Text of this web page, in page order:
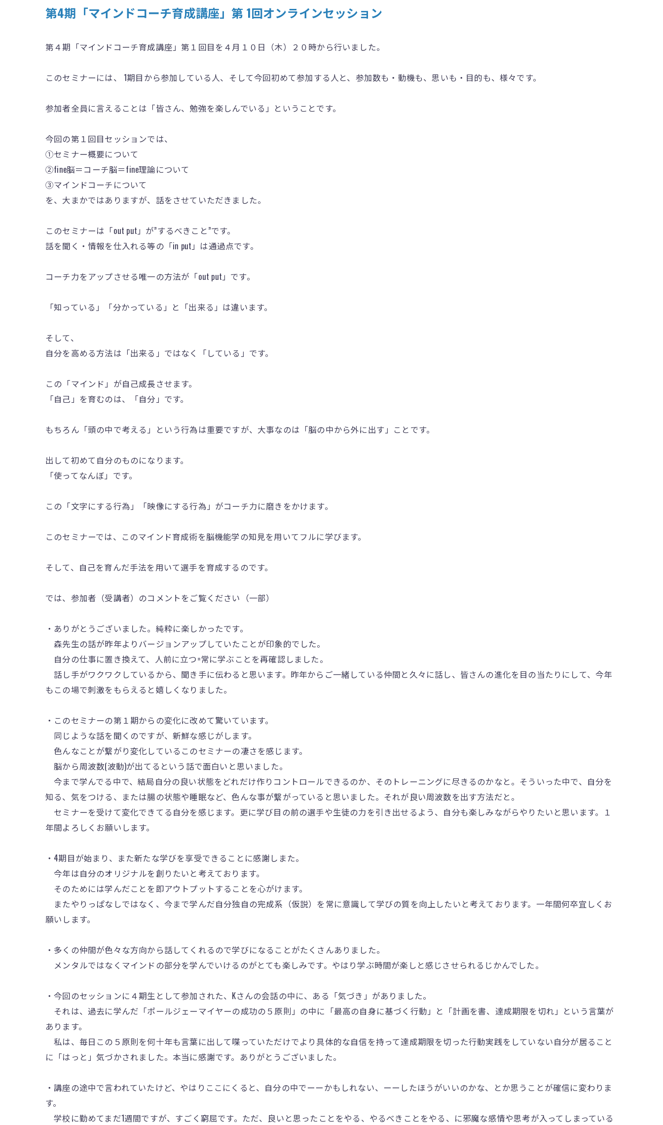
第4期「マインドコーチ育成講座」第 1回オンラインセッション
第４期「マインドコーチ育成講座」第１回目を４月１０日（木）２０時から行いました。
このセミナーには、 1期目から参加している人、そして今回初めて参加する人と、参加数も・動機も、思いも・目的も、様々です。
参加者全員に言えることは「皆さん、勉強を楽しんでいる」ということです。
今回の第１回目セッションでは、
①セミナー概要について
②fine脳＝コーチ脳＝fine理論について
③マインドコーチについて
を、大まかではありますが、話をさせていただきました。
このセミナーは「out put」が”するべきこと”です。
話を聞く・情報を仕入れる等の「in put」は通過点です。
コーチ力をアップさせる唯一の方法が「out put」です。
「知っている」「分かっている」と「出来る」は違います。
そして、
自分を高める方法は「出来る」ではなく「している」です。
この「マインド」が自己成長させます。
「自己」を育むのは、「自分」です。
もちろん「頭の中で考える」という行為は重要ですが、大事なのは「脳の中から外に出す」ことです。
出して初めて自分のものになります。
「使ってなんぼ」です。
この「文字にする行為」「映像にする行為」がコーチ力に磨きをかけます。
このセミナーでは、このマインド育成術を脳機能学の知見を用いてフルに学びます。
そして、自己を育んだ手法を用いて選手を育成するのです。
では、参加者（受講者）のコメントをご覧ください（一部）
・ありがとうございました。純粋に楽しかったです。
森先生の話が昨年よりバージョンアップしていたことが印象的でした。
自分の仕事に置き換えて、人前に立つ=常に学ぶことを再確認しました。
話し手がワクワクしているから、聞き手に伝わると思います。昨年からご一緒している仲間と久々に話し、皆さんの進化を目の当たりにして、今年
もこの場で刺激をもらえると嬉しくなりました。
・このセミナーの第１期からの変化に改めて驚いています。
同じような話を聞くのですが、新鮮な感じがします。
色んなことが繋がり変化しているこのセミナーの凄さを感じます。
脳から周波数(波動)が出てるという話で面白いと思いました。
今まで学んでる中で、結局自分の良い状態をどれだけ作りコントロールできるのか、そのトレーニングに尽きるのかなと。そういった中で、自分を
知る、気をつける、または腸の状態や睡眠など、色んな事が繋がっていると思いました。それが良い周波数を出す方法だと。
セミナーを受けて変化できてる自分を感じます。更に学び目の前の選手や生徒の力を引き出せるよう、自分も楽しみながらやりたいと思います。１
年間よろしくお願いします。
・4期目が始まり、また新たな学びを享受できることに感謝しまた。
今年は自分のオリジナルを創りたいと考えております。
そのためには学んだことを即アウトプットすることを心がけます。
またやりっぱなしではなく、今まで学んだ自分独自の完成系（仮説）を常に意識して学びの質を向上したいと考えております。一年間何卒宜しくお
願いします。
・多くの仲間が色々な方向から話してくれるので学びになることがたくさんありました。
メンタルではなくマインドの部分を学んでいけるのがとても楽しみです。やはり学ぶ時間が楽しと感じさせられるじかんでした。
・今回のセッションに４期生として参加された、Kさんの会話の中に、ある「気づき」がありました。
それは、過去に学んだ「ポールジェーマイヤーの成功の５原則」の中に「最高の自身に基づく行動」と「計画を書、達成期限を切れ」という言葉が
あります。
私は、毎日この５原則を何十年も言葉に出して喋っていただけでより具体的な自信を持って達成期限を切った行動実践をしていない自分が居ること
に「はっと」気づかされました。本当に感謝です。ありがとうございました。
・講座の途中で言われていたけど、やはりここにくると、自分の中でーーかもしれない、ーーしたほうがいいのかな、とか思うことが確信に変わりま
す。
学校に勤めてまだ1週間ですが、すごく窮屈です。ただ、良いと思ったことをやる、やるべきことをやる、に邪魔な感情や思考が入ってしまっている